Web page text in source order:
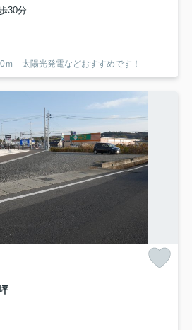
30分
ｍ 太陽光発電などおすすめです！